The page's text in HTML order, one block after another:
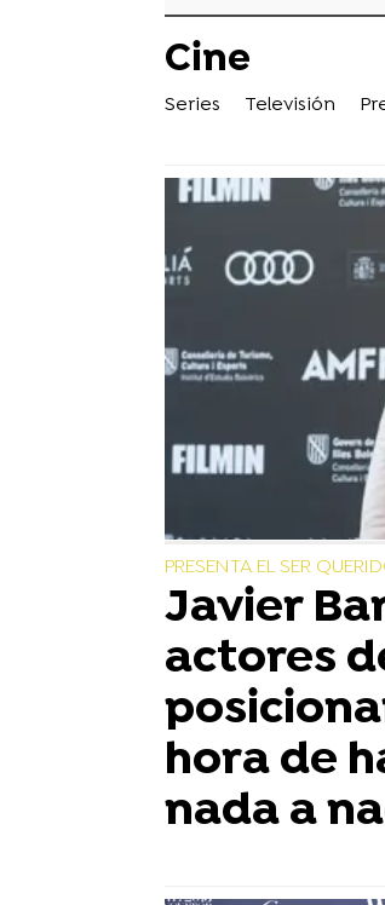
Cine
Series Televisión
PRESENTA EL SER
Javier
actores
hora de
nada a